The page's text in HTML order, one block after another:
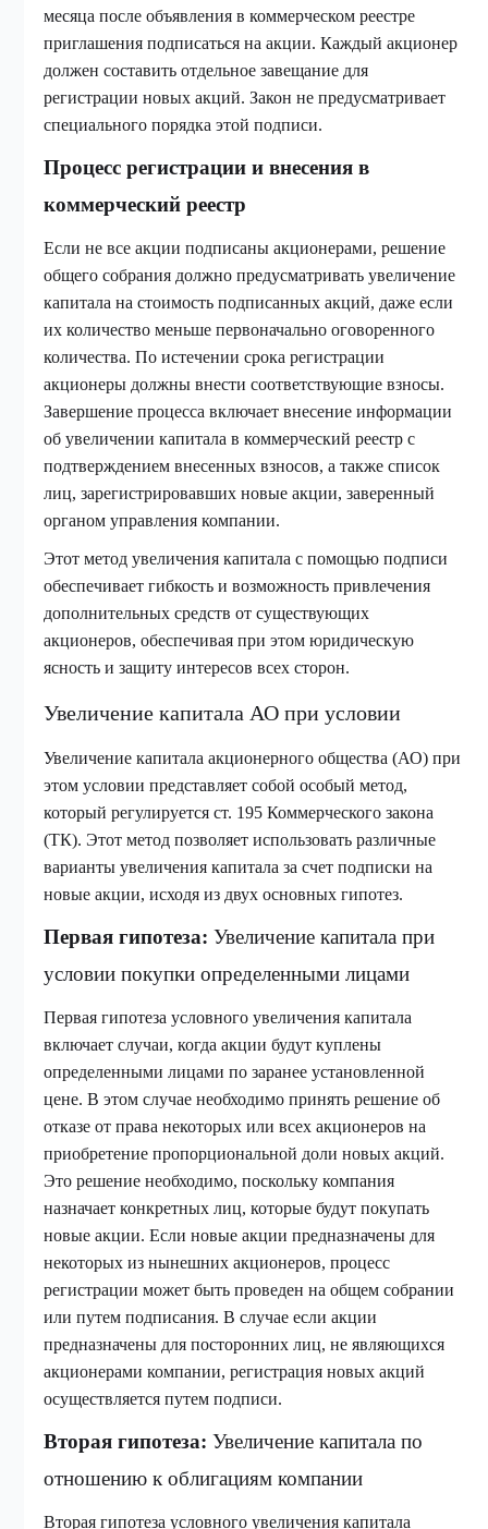
месяца после объявления в коммерческом реестре
приглашения подписаться на акции. Каждый акционер
должен составить отдельное завещание для
регистрации новых акций. Закон не предусматривает
специального порядка этой подписи.
Процесс регистрации и внесения в
коммерческий реестр
Если не все акции подписаны акционерами, решение
общего собрания должно предусматривать увеличение
капитала на стоимость подписанных акций, даже если
их количество меньше первоначально оговоренного
количества. По истечении срока регистрации
акционеры должны внести соответствующие взносы.
Завершение процесса включает внесение информации
об увеличении капитала в коммерческий реестр с
подтверждением внесенных взносов, а также список
лиц, зарегистрировавших новые акции, заверенный
органом управления компании.
Этот метод увеличения капитала с помощью подписи
обеспечивает гибкость и возможность привлечения
дополнительных средств от существующих
акционеров, обеспечивая при этом юридическую
ясность и защиту интересов всех сторон.
Увеличение капитала АО при условии
Увеличение капитала акционерного общества (АО) при
этом условии представляет собой особый метод,
который регулируется ст. 195 Коммерческого закона
(ТК). Этот метод позволяет использовать различные
варианты увеличения капитала за счет подписки на
новые акции, исходя из двух основных гипотез.
Первая гипотеза:Увеличение капитала при
условии покупки определенными лицами
Первая гипотеза условного увеличения капитала
включает случаи, когда акции будут куплены
определенными лицами по заранее установленной
цене. В этом случае необходимо принять решение об
отказе от права некоторых или всех акционеров на
приобретение пропорциональной доли новых акций.
Это решение необходимо, поскольку компания
назначает конкретных лиц, которые будут покупать
новые акции. Если новые акции предназначены для
некоторых из нынешних акционеров, процесс
регистрации может быть проведен на общем собрании
или путем подписания. В случае если акции
предназначены для посторонних лиц, не являющихся
акционерами компании, регистрация новых акций
осуществляется путем подписи.
Вторая гипотеза:Увеличение капитала по
отношению к облигациям компании
Вторая гипотеза условного увеличения капитала